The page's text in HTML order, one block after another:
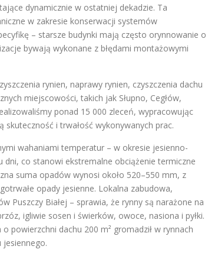
dynamicznie w ostatniej dekadzie. Ta
w zakresie konserwacji systemów
– starsze budynki mają często orynnowanie o
bywają wykonane z błędami montażowymi
rynien, naprawy rynien, czyszczenia dachu
miejscowości, takich jak Słupno, Cegłów,
ponad 15 000 zleceń, wypracowując
i trwałość wykonywanych prac.
wahaniami temperatur – w okresie jesienno-
dni, co stanowi ekstremalne obciążenie termiczne
suma opadów wynosi około 520–550 mm, z
opady jesienne. Lokalna zabudowa,
Puszczy Białej – sprawia, że rynny są narażone na
igliwie sosen i świerków, owoce, nasiona i pyłki.
powierzchni dachu 200 m² gromadził w rynnach